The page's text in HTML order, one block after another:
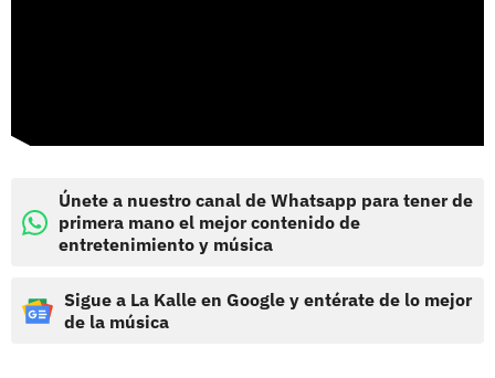
Únete a nuestro canal de Whatsapp para tener de
primera mano el mejor contenido de
entretenimiento y música
Sigue a La Kalle en Google y entérate de lo mejor
de la música